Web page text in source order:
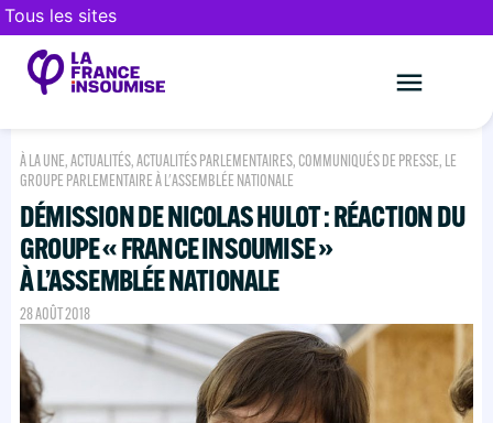
Tous les sites
À LA UNE,ACTUALITÉS,ACTUALITÉS PARLEMENTAIRES, COMMUNIQUÉS DE PRESSE, LE
GROUPE PARLEMENTAIRE À L'ASSEMBLÉE NATIONALE
DÉMISSION DE NICOLAS HULOT : RÉACTION DU
GROUPE « FRANCE INSOUMISE »
À L’ASSEMBLÉE NATIONALE
28 AOÛT 2018